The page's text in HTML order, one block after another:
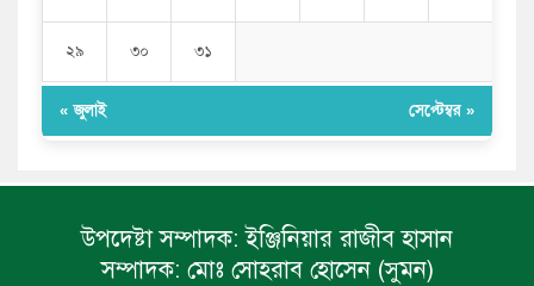
২৯ ৩০ ৩১
« জুলাই সেপ্টেম্বর »
উপদেষ্টা সম্পাদক: ইঞ্জিনিয়ার রাজীব হাসান
সম্পাদক: মোঃ সোহরাব হোসেন (সুমন)